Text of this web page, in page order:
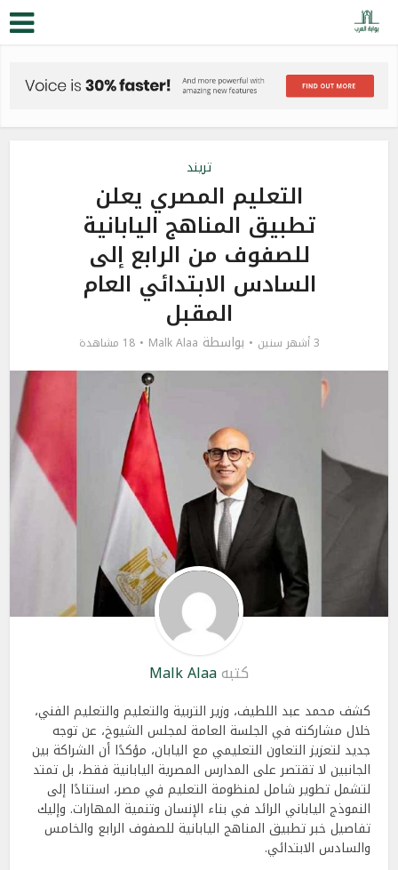
تريند
التعليم المصري يعلن
تطبيق المناهج اليابانية
للصفوف من الرابع إلى
السادس الابتدائي العام
المقبل
3 أشهر سنين بواسطة Malk Alaa 18 مشاهدة
كتبهMalk Alaa
كشف محمد عبد اللطيف، وزير التربية والتعليم والتعليم الفني،
خلال مشاركته في الجلسة العامة لمجلس الشيوخ، عن توجه
جديد لتعزيز التعاون التعليمي مع اليابان، مؤكدًا أن الشراكة بين
الجانبين لا تقتصر على المدارس المصرية اليابانية فقط، بل تمتد
لتشمل تطوير شامل لمنظومة التعليم في مصر، استنادًا إلى
النموذج الياباني الرائد في بناء الإنسان وتنمية المهارات. وإليك
تفاصيل خبر تطبيق المناهج اليابانية للصفوف الرابع والخامس
والسادس الابتدائي.